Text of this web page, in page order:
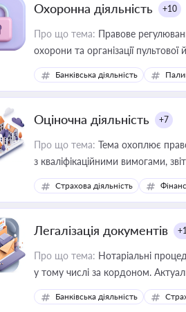
Охоронна діяльність +10
Про що тема: Правове
охорони та організації пультової
Банківська діяльність
Оціночна діяльність +7
Про що тема: Тема охоплює
з кваліфікаційними вимогами,
медійних змін у цій сфері
приватизації, оренди
Страхова діяльність
Легалізація документів
Про що тема: Нотаріальні
у тому числі за кордоном.
ризиків недійсності та
Банківська діяльність